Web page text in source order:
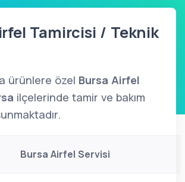
Tamircisi / Teknik
ürünlere özel Bursa Airfel
ilçelerinde tamir ve bakım
Bursa Airfel Servisi